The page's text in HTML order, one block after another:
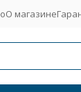
О магазине